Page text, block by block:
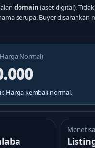
domain (aset digital).
serupa. Buyer disarankan
Normal)
Harga kembali normal.